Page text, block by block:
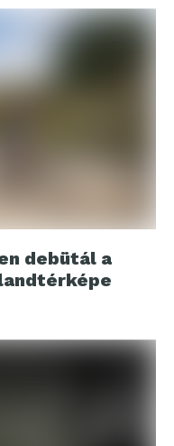
debütál a